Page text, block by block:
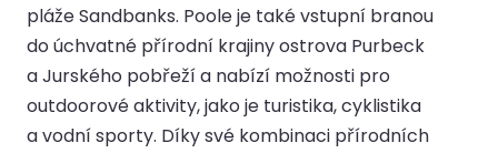
pláže Sandbanks. Poole je také vstupní branou
do úchvatné přírodní krajiny ostrova Purbeck
a Jurského pobřeží a nabízí možnosti pro
outdoorové aktivity, jako je turistika, cyklistika
a vodní sporty. Díky své kombinaci přírodních